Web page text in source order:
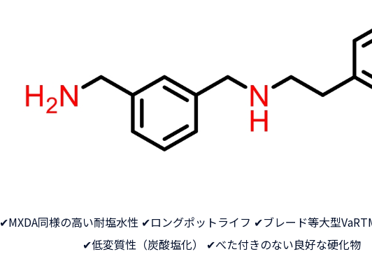
✔MXDA同様の高い耐塩水性 ✔ロングポットライフ ✔ブレード等大型
✔低変質性（炭酸塩化） ✔べた付きのない良好な硬化物